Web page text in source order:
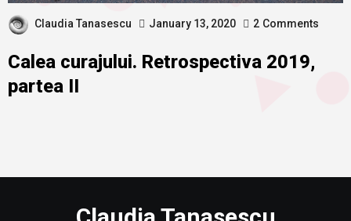
Claudia Tanasescu January 13, 2020 2 Comments
Calea curajului. Retrospectiva 2019,
partea II